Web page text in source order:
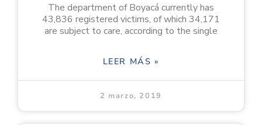
The department of Boyacá currently has
43,836 registered victims, of which 34,171
are subject to care, according to the single
LEER MÁS »
2 marzo, 2019